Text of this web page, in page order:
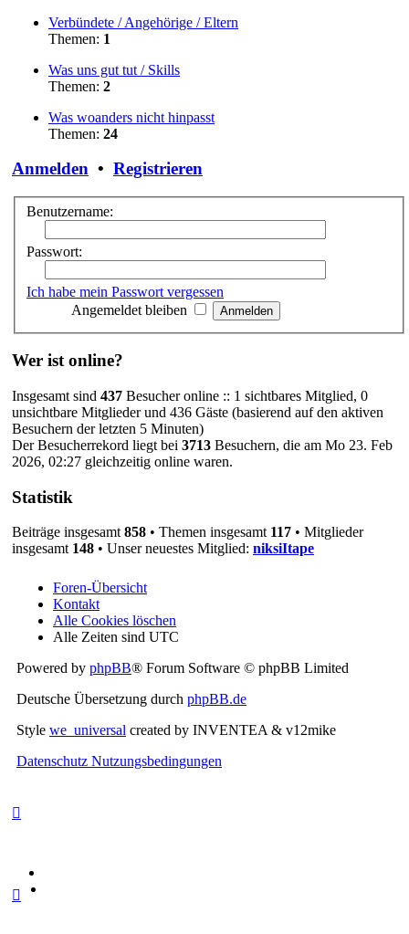
Verbündete / Angehörige / Eltern
Themen: 1
Was uns gut tut / Skills
Themen: 2
Was woanders nicht hinpasst
Themen: 24
Anmelden • Registrieren
Benutzername:
Passwort:
Ich habe mein Passwort vergessen
Angemeldet bleiben
Wer ist online?
Insgesamt sind 437 Besucher online :: 1 sichtbares Mitglied, 0
unsichtbare Mitglieder und 436 Gäste (basierend auf den aktiven
Besuchern der letzten 5 Minuten)
Der Besucherrekord liegt bei 3713 Besuchern, die am Mo 23. Feb
2026, 02:27 gleichzeitig online waren.
Statistik
Beiträge insgesamt858 • Themen insgesamt 117 • Mitglieder
insgesamt 148 • Unser neuestes Mitglied: niksiItape
Foren-Übersicht
Kontakt
Alle Cookies löschen
Alle Zeiten sind UTC
Powered by phpBB® Forum Software © phpBB Limited
Deutsche Übersetzung durch phpBB.de
Style we_universal created by INVENTEA & v12mike
Datenschutz Nutzungsbedingungen